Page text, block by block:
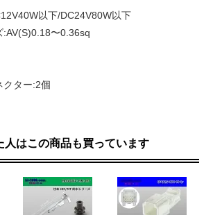
以下/DC24V80W以下
:AV(S)0.18〜0.36sq
クター:2個
人はこの商品も買っています